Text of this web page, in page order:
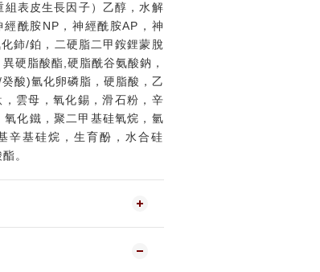
組表皮生長因子）乙醇，水解
經酰胺 NP ，神經酰胺AP ，神
化鈰/鉑，二硬脂二甲銨鋰蒙脫
異硬脂酸酯 硬脂酰谷氨酸鈉，
癸酸)氫化卵磷脂，硬脂酸，乙
，雲母，氧化錫，滑石粉，辛
氧化鐵，聚二甲基硅氧烷，氫
辛基硅烷，生育酚，水合硅
。